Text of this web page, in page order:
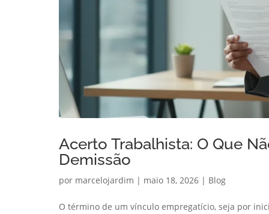
Acerto Trabalhista: O Que
Demissão
por marcelojardim | maio 18, 2026 | Blog
O término de um vínculo empregatício, seja por